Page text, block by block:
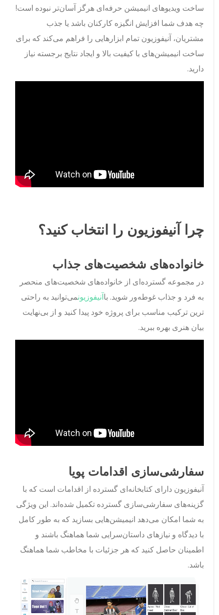
ساخت ویدیوهای انیمیشن حرفه‌ای هرگز آسان‌تر نبوده است!
چه هدف شما افزایش انگیزه کارکنان باشد یا جذب
مشتریان، آنیفوزیون تمام ابزارهایی را فراهم می‌کند که برای
ساخت انیمیشن‌های با کیفیت بالا و ایجاد نتایج برجسته نیاز
دارید.
چرا آنیفوزیون را انتخاب کنید؟
خانواده‌های شخصیت‌های جذاب
در مجموعه گسترده‌ای از خانواده‌های شخصیت‌های منحصر
به فرد و جذاب غوطه‌ور شوید. با آنیفوزیونمی‌توانید به راحتی
ترین ترکیب مناسب برای پروژه خود پیدا کنید و از بی‌نهایت
بیان هنری بهره ببرید.
سفارشی‌سازی اقدامات پویا
آنیفوزیون دارای کتابخانه‌ای گسترده از اقدامات است که با
گزینه‌های سفارشی‌سازی گسترده تکمیل شده‌اند. این ویژگی
به شما امکان می‌دهد انیمیشن‌هایی بسازید که به طور کامل
با دیدگاه و نیازهای داستان‌سرایی شما هماهنگ باشند و
اطمینان حاصل کنید که هر جزئیات با مخاطب شما هماهنگ
باشد.